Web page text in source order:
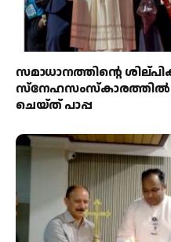
സമാധാനത്തിന്റെ
ചെയ്ത് പാപ്പ